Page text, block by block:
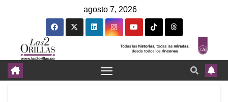
agosto 7, 2026